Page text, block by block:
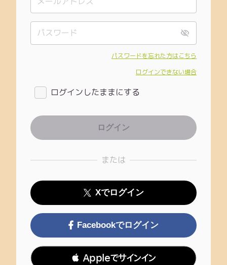
パスワードを忘れた方はこちら
ログインできない場合
ログインしたままにする
または
Xでログイン
Facebookでログイン
 Appleでサインイン